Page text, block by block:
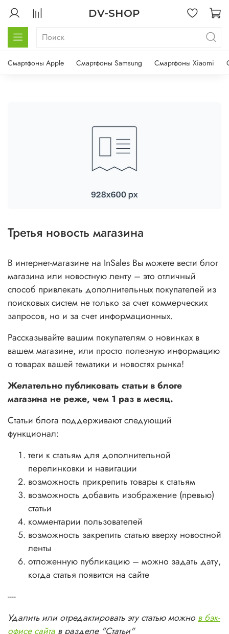
DV-SHOP
Смартфоны Apple Смартфоны Samsung Смартфоны Xiaomi
Третья новость магазина
В интернет-магазине на InSales Вы можете вести блог
магазина или новостную ленту – это отличный
способ привлекать дополнительных покупателей из
поисковых систем не только за счет коммерческих
запросов, но и за счет информационных.
Рассказывайте вашим покупателям о новинках в
вашем магазине, или просто полезную информацию
о товарах вашей тематики и новостях рынка!
Желательно публиковать статьи в блоге
магазина не реже, чем 1 раз в месяц.
Статьи блога поддерживают следующий
функционал:
теги к статьям для дополнительной
перелинковки и навигации
возможность прикрепить товары к статьям
возможность добавить изображение (превью)
статьи
комментарии пользователей
возможность закрепить статью вверху новостной
ленты
отложенную публикацию – можно задать дату,
когда статья появится на сайте
----
Удалить или отредактировать эту статью можно в бэк-
офисе сайта в разделе "Статьи"